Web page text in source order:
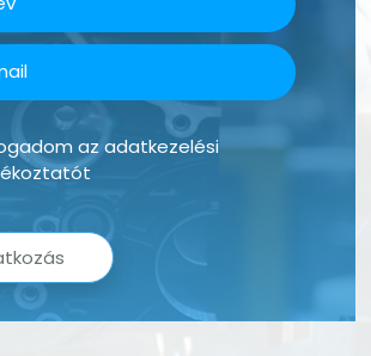
azadatkezelési